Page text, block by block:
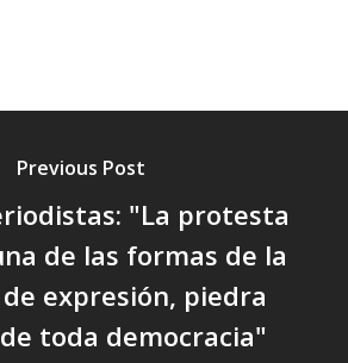
Previous Post
"La protesta
de las formas de la
expresión, piedra
toda democracia"